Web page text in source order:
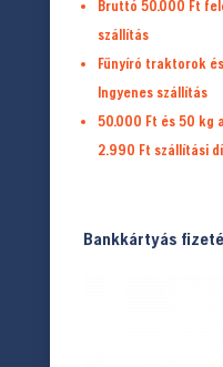
Bruttó 50.000 Ft
szállítás
Fűnyíró traktorok
Ingyenes szállítás
50.000 Ft és 50 kg
2.990 Ft szállítási
Bankkártyás